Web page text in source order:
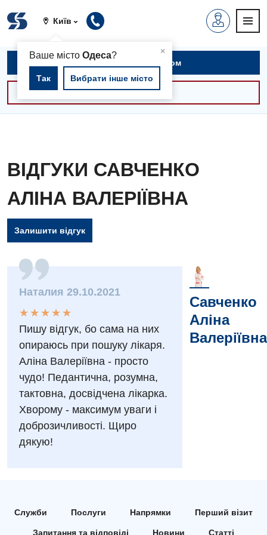
Київ
×
Ваше містоОдеса?
Так Вибрати інше місто
Заходи БПР
Енциклопедія
Програма лояльності
Відгуки
Відео
Діагностика
Ендоскопічне відділення
Інструментальна діагностика
Рентгенографія
УЗД
Для дорослих
Декларування
Національний скринінг здоров’я 40+
Записатися на прийом
Консультації -30%
ВІДГУКИ САВЧЕНКО
АЛІНА ВАЛЕРІЇВНА
Залишити відгук
Наталия 29.10.2021
★
★
★
★
★
★ ★ ★ ★ ★
Пишу відгук, бо сама на них
опираюсь при пошуку лікаря.
Аліна Валеріївна - просто
чудо! Педантична, розумна,
тактовна, досвідчена лікарка.
Хворому - максимум уваги і
доброзичливості. Щиро
дякую!
Савченко
Аліна
Валеріївна
Служби Послуги Напрямки Перший візит
Запитання та відповіді Новини Статті